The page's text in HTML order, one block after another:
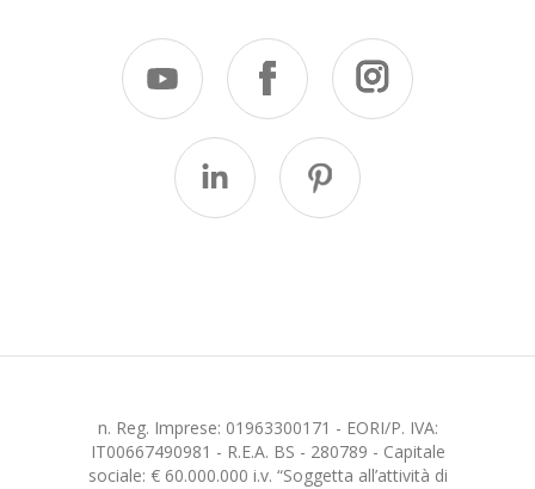
n. Reg. Imprese: 01963300171 - EORI/P. IVA:
IT00667490981 - R.E.A. BS - 280789 - Capitale
sociale: € 60.000.000 i.v. “Soggetta all’attività di